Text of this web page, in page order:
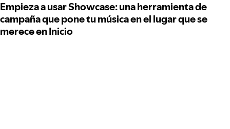
Empieza a usar Showcase: una herramienta de
campaña que pone tu música en el lugar que se
merece en Inicio